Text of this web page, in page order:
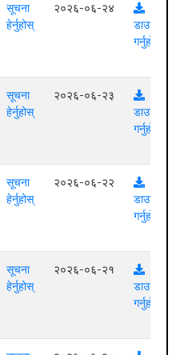
सूचना
हेर्नुहोस्
२०२६-०६-२४
डाउनलोड
गर्नुहोस्
सूचना
हेर्नुहोस्
२०२६-०६-२३
डाउनलोड
गर्नुहोस्
सूचना
हेर्नुहोस्
२०२६-०६-२२
डाउनलोड
गर्नुहोस्
सूचना
हेर्नुहोस्
२०२६-०६-२१
डाउनलोड
गर्नुहोस्